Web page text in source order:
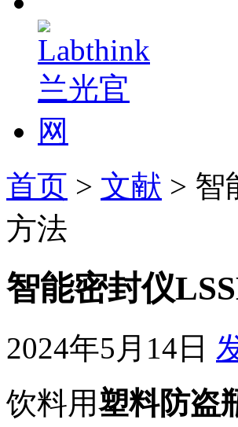
首页 > 文献 > 智
方法
智能密封仪
2024年5月14日
饮料用塑料防盗